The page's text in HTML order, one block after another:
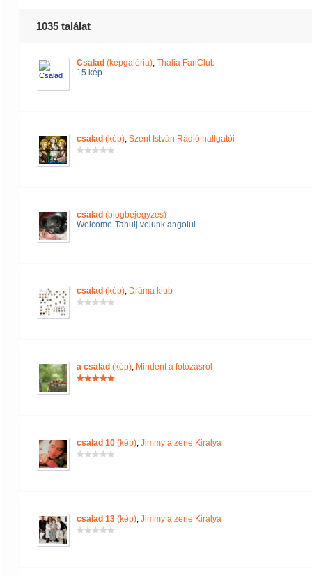
1035 találat
Csalad (képgaléria), Thalia FanClub
15 kép
csalad (kép), Szent István Rádió hallgatói
csalad (blogbejegyzés)
Welcome-Tanulj velunk angolul
csalad (kép), Dráma klub
a csalad (kép), Mindent a fotózásról
csalad 10 (kép), Jimmy a zene Kiralya
csalad 13 (kép), Jimmy a zene Kiralya